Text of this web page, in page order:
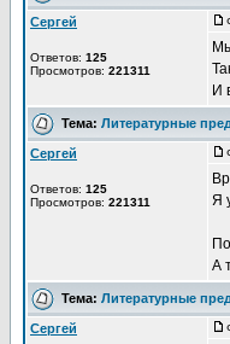
Сергей
Ответов: 125
Просмотров: 221311
И
Тема: Литературные
Сергей
Ответов: 125
Просмотров: 221311
Я
А
Тема: Литературные
Сергей